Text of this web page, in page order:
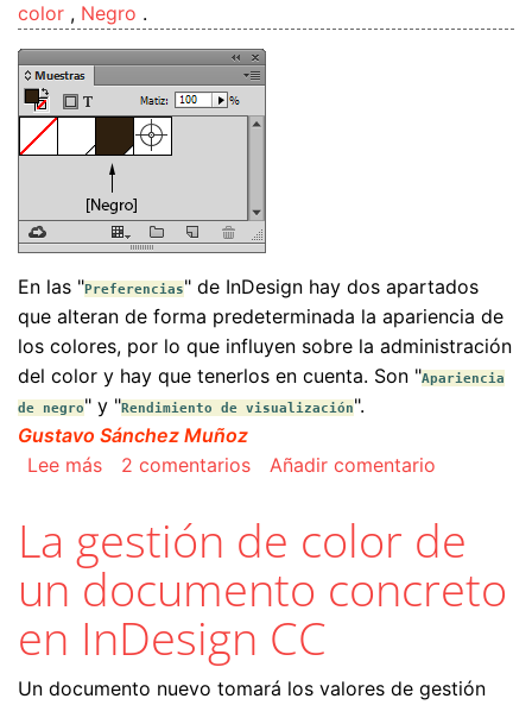
color , Negro .
En las "Preferencias" de InDesign hay dos apartados
que alteran de forma predeterminada la apariencia de
los colores, por lo que influyen sobre la administración
del color y hay que tenerlos en cuenta. Son "Apariencia
de negro" y "Rendimiento de visualización".
Gustavo Sánchez Muñoz
Lee mássobre Las preferencias generales que afectan
2 comentarios Añadir comentario
La gestión de color de
un documento concreto
en InDesign CC
Un documento nuevo tomará los valores de gestión